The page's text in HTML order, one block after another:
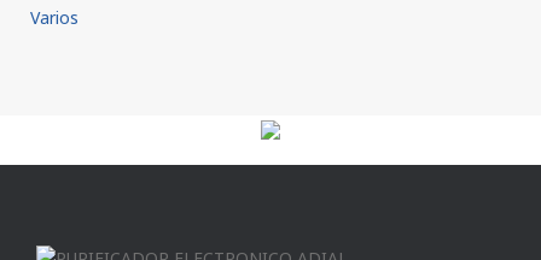
Varios